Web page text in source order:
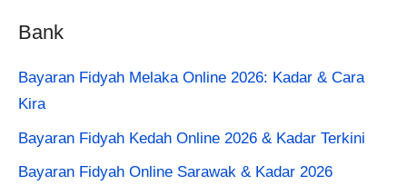
Bank
Bayaran Fidyah Melaka Online 2026: Kadar & Cara
Kira
Bayaran Fidyah Kedah Online 2026 & Kadar Terkini
Bayaran Fidyah Online Sarawak & Kadar 2026